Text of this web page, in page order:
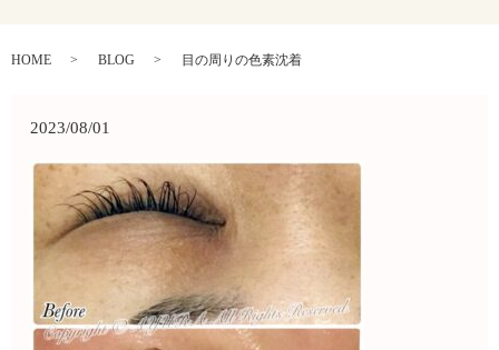
HOME BLOG 目の周りの色素沈着
2023/08/01